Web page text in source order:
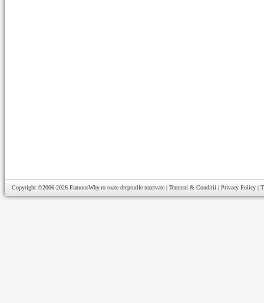
Copyright ©2006-2026 FamousWhy.ro toate drepturile rezervate | Termeni & Conditii | Privacy Policy |